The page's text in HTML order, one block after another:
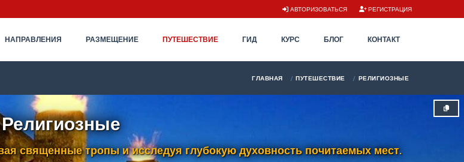
АВТОРИЗОВАТЬСЯ РЕГИСТРАЦИЯ
НАПРАВЛЕНИЯ РАЗМЕЩЕНИЕ ПУТЕШЕСТВИЕ ГИД КУРС БЛОГ КОНТАКТ
ГЛАВНАЯ ПУТЕШЕСТВИЕ РЕЛИГИОЗНЫЕ
Религиозные
священные тропы и исследуя глубокую духовность почитаемых мест.